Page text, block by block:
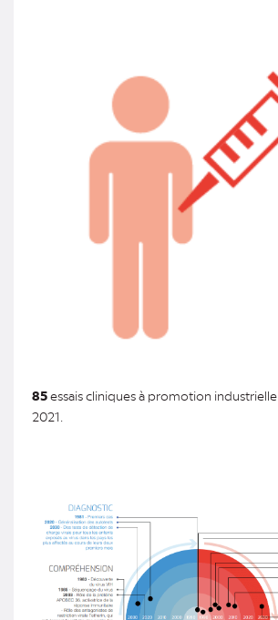
85essais cliniques à promotion industrielle
2021.